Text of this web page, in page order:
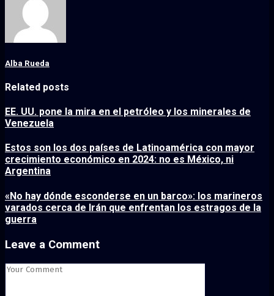
Alba Rueda
Related posts
EE. UU. pone la mira en el petróleo y los minerales de
Venezuela
Estos son los dos países de Latinoamérica con mayor
crecimiento económico en 2024: no es México, ni
Argentina
«No hay dónde esconderse en un barco»: los marineros
varados cerca de Irán que enfrentan los estragos de la
guerra
Leave a Comment